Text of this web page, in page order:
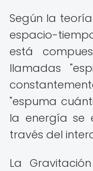
Según la
espacio-
está
llamadas
"espuma
la energía se
través del
La